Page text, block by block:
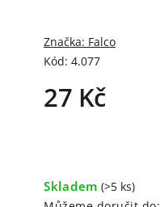
Kód: 4.077
Značka: Falco
27 Kč
Skladem (>5 ks)